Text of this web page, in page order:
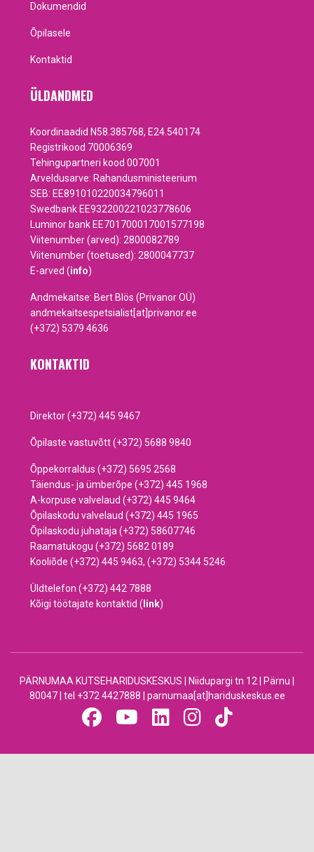
Dokumendid
Õpilasele
Kontaktid
ÜLDANDMED
Koordinaadid N58.385768, E24.540174
Registrikood 70006369
Tehingupartneri kood 007001
Arveldusarve: Rahandusministeerium
SEB: EE891010220034796011
Swedbank EE932200221023778606
Luminor bank EE701700017001577198
Viitenumber (arved): 2800082789
Viitenumber (toetused): 2800047737
E-arved (info)
Andmekaitse: Bert Blös (Privanor OÜ)
andmekaitsespetsialist[at]privanor.ee
(+372) 5379 4636
KONTAKTID
Direktor (+372) 445 9467
Õpilaste vastuvõtt (+372) 5688 9840
Õppekorraldus (+372) 5695 2568
Täiendus- ja ümberõpe (+372) 445 1968
A-korpuse valvelaud (+372) 445 9464
Õpilaskodu valvelaud (+372) 445 1965
Õpilaskodu juhataja (+372) 58607746
Raamatukogu (+372) 5682 0189
Kooliõde (+372) 445 9463, (+372) 5344 5246
Üldtelefon (+372) 442 7888
Kõigi töötajate kontaktid ( link)
PÄRNUMAA KUTSEHARIDUSKESKUS | Niidupargi tn 12 | Pärnu |
80047 | tel +372 4427888 | parnumaa[at]hariduskeskus.ee